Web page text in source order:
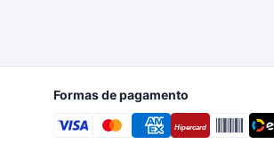
Formas de pagamento
Hipercard